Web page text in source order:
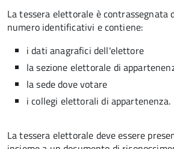
La tessera elettorale è contrassegnata
numero identificativi e contiene:
i dati anagrafici dell'elettore
la sezione elettorale di
la sede dove votare
i collegi elettorali di appartenenza.
La tessera elettorale deve essere